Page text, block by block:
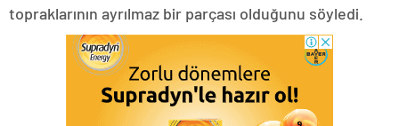
topraklarının ayrılmaz bir parçası olduğunu söyledi.